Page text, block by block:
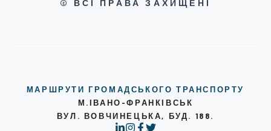
© ВСІ ПРАВА ЗАХИЩЕНІ
МАРШРУТИ ГРОМАДСЬКОГО ТРАНСПОРТУ
М.ІВАНО-ФРАНКІВСЬК
ВУЛ. ВОВЧИНЕЦЬКА, БУД. 188.